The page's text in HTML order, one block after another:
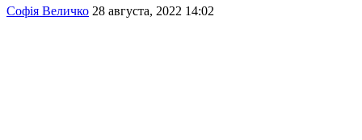
Софія Величко 28 августа, 2022 14:02